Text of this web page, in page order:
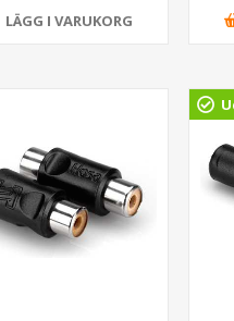
LÄGG I VARUKORG